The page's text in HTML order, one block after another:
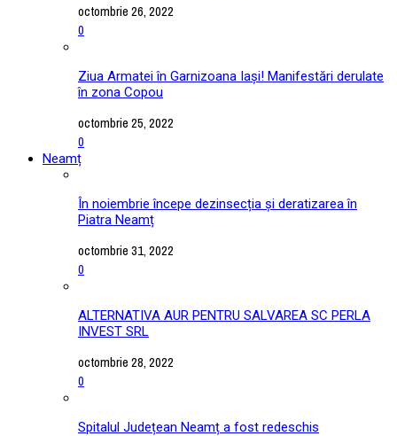
octombrie 26, 2022
0
Ziua Armatei în Garnizoana Iași! Manifestări derulate
în zona Copou
octombrie 25, 2022
0
Neamț
În noiembrie începe dezinsecția și deratizarea în
Piatra Neamț
octombrie 31, 2022
0
ALTERNATIVA AUR PENTRU SALVAREA SC PERLA
INVEST SRL
octombrie 28, 2022
0
Spitalul Județean Neamț a fost redeschis